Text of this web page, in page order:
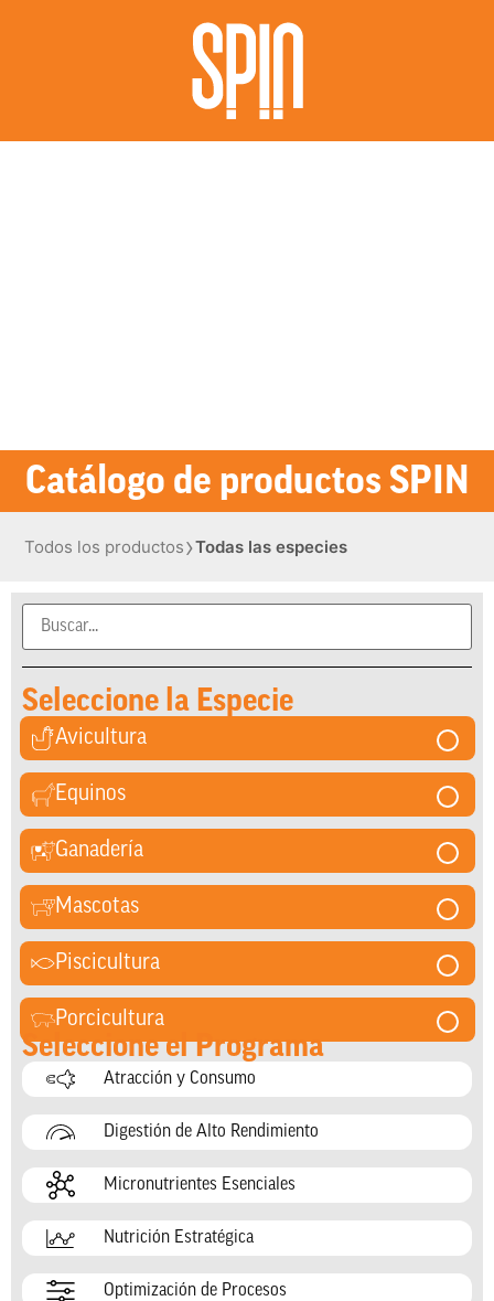
Catálogo de productos SPIN
Todos los productos›Todas las especies
Seleccione la Especie
Avicultura
Equinos
Ganadería
Mascotas
Piscicultura
Porcicultura
Seleccione el Programa
Atracción y Consumo
Digestión de Alto Rendimiento
Micronutrientes Esenciales
Nutrición Estratégica
Optimización de Procesos